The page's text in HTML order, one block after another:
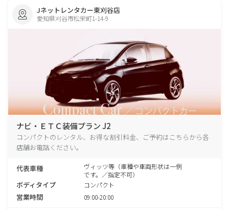
Jネットレンタカー東刈谷店
愛知県刈谷市松栄町1-14-9
ナビ・ＥＴＣ装備プラン J2
コンパクトのレンタル、お得な割引料金、ご予約はこちらから各
店舗お電話ください。
代表車種
ヴィッツ等（車種や車両形状は一例
です。／指定不可）
ボディタイプ コンパクト
営業時間 09:00-20:00